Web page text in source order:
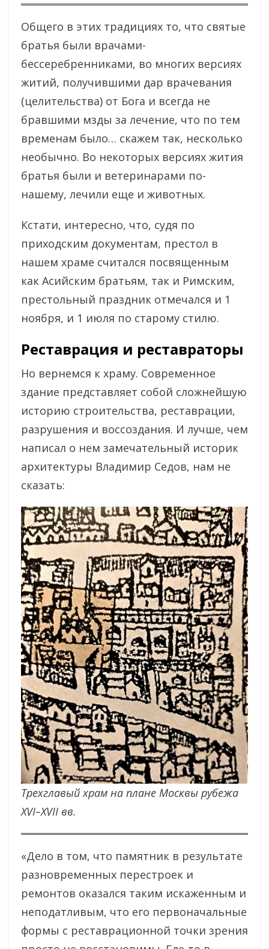
Общего в этих традициях то, что святые
братья были врачами-
бессеребренниками, во многих версиях
житий, получившими дар врачевания
(целительства) от Бога и всегда не
бравшими мзды за лечение, что по тем
временам было… скажем так, несколько
необычно. Во некоторых версиях жития
братья были и ветеринарами по-
нашему, лечили еще и животных.
Кстати, интересно, что, судя по
приходским документам, престол в
нашем храме считался посвященным
как Асийским братьям, так и Римским,
престольный праздник отмечался и 1
ноября, и 1 июля по старому стилю.
Реставрация и реставраторы
Но вернемся к храму. Современное
здание представляет собой сложнейшую
историю строительства, реставрации,
разрушения и воссоздания. И лучше, чем
написал о нем замечательный историк
архитектуры Владимир Седов, нам не
сказать:
Трехглавый храм на плане Москвы рубежа
XVI–XVII вв.
«Дело в том, что памятник в результате
разновременных перестроек и
ремонтов оказался таким искаженным и
неподатливым, что его первоначальные
формы с реставрационной точки зрения